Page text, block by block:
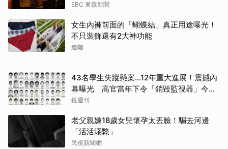
EBC 東森新聞
女生內褲前面的「蝴蝶結」真正用途曝光！
不只裝飾還有2大神功能
造咖
43名學生失蹤懸案...12年重大進展！震撼內
幕曝光 高官當年下令「銷毀監視器」今遭
逮
鏡週刊
老父親嫌18歲女兒懷孕太丟臉！騙去河邊
「活活溺斃」
民視新聞網